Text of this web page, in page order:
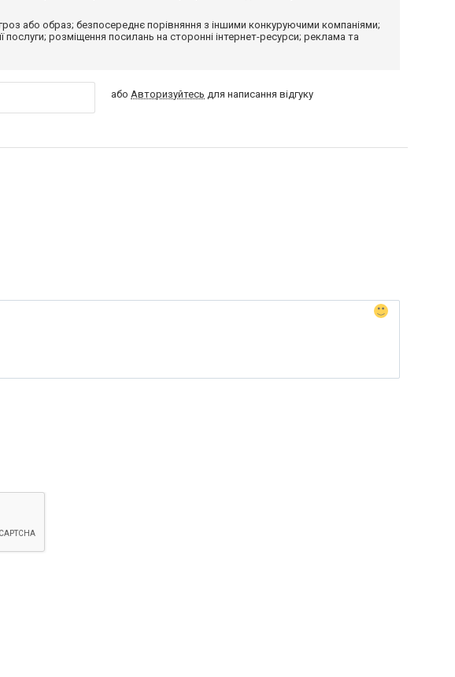
або образ; безпосереднє порівняння з іншими конкуруючими компаніями;
послуги; розміщення посилань на сторонні інтернет-ресурси; реклама та
або Авторизуйтесь для написання відгуку